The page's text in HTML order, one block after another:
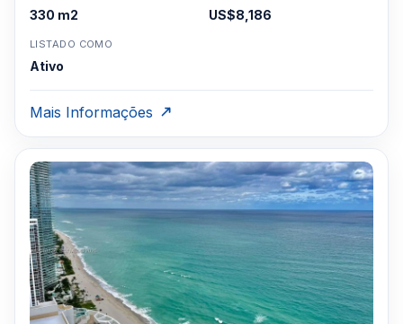
330 m2 US$8,186
LISTADO COMO
Ativo
Mais Informações